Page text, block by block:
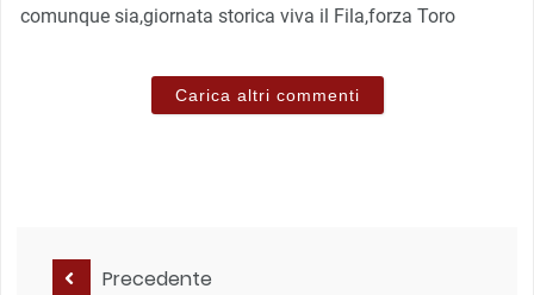
comunque sia,giornata storica viva il Fila,forza Toro
Carica altri commenti
Precedente